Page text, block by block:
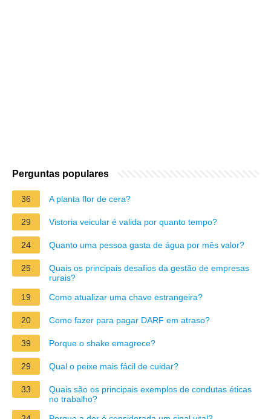
Perguntas populares
36 A planta flor de cera?
29 Vistoria veicular é valida por quanto tempo?
24 Quanto uma pessoa gasta de água por mês valor?
25
Quais os principais desafios da gestão de empresas
rurais?
19
Como atualizar uma chave estrangeira?
20 Como fazer para pagar DARF em atraso?
39 Porque o shake emagrece?
29 Qual o peixe mais fácil de cuidar?
33
Quais são os principais exemplos de condutas éticas
no trabalho?